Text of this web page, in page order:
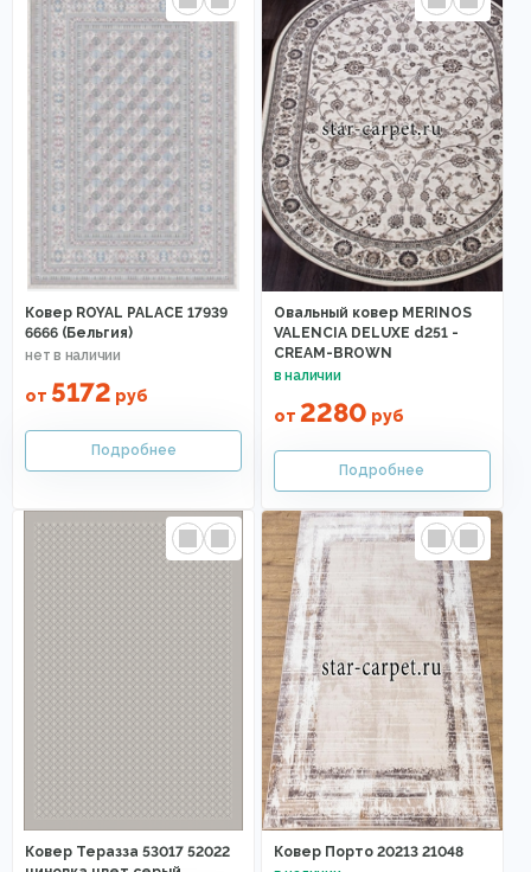
Ковер ROYAL PALACE 17939
6666 (Бельгия)
от 5172 руб
Овальный ковер MERINOS
VALENCIA DELUXE d251 -
CREAM-BROWN
от 2280 руб
Ковер Теразза 53017 52022
Ковер Порто 20213 21048